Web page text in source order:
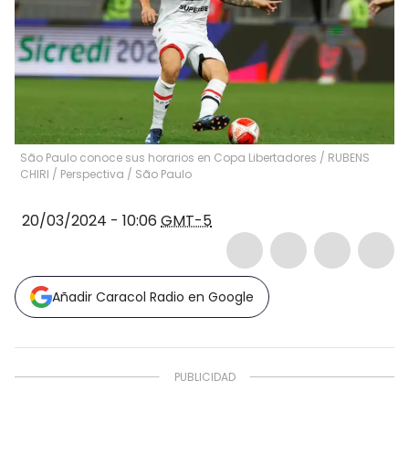
São Paulo conoce sus horarios en Copa Libertadores / RUBENS
CHIRI / Perspectiva / São Paulo
20/03/2024 - 10:06 GMT-5
Añadir Caracol Radio en Google